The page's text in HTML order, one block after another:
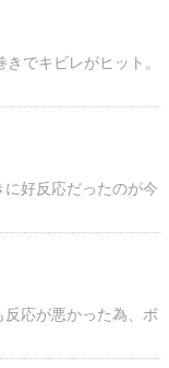
でキビレがヒット。
好反応だったのが今
応が悪かった為、ボ